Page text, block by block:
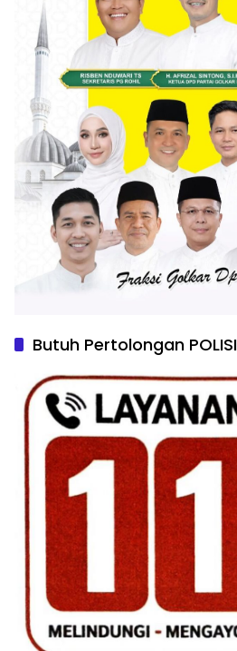
Butuh Pertolongan POLISI